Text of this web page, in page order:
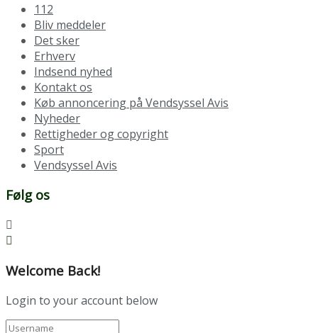
112
Bliv meddeler
Det sker
Erhverv
Indsend nyhed
Kontakt os
Køb annoncering på Vendsyssel Avis
Nyheder
Rettigheder og copyright
Sport
Vendsyssel Avis
Følg os
Welcome Back!
Login to your account below